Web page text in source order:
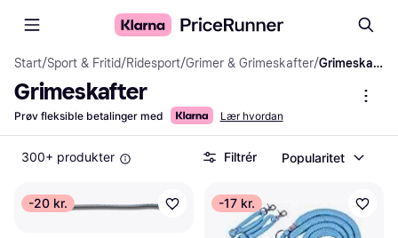
Start/Sport & Fritid/Ridesport/Grimer & Grimeskafter/ Grimeskafter
Grimeskafter
Prøv fleksible betalinger med Lær hvordan
300+ produkter Filtrér Popularitet
-20 kr. -17 kr.